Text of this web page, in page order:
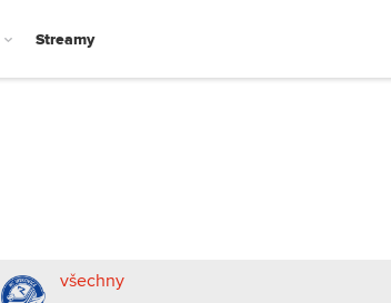
Streamy
všechny